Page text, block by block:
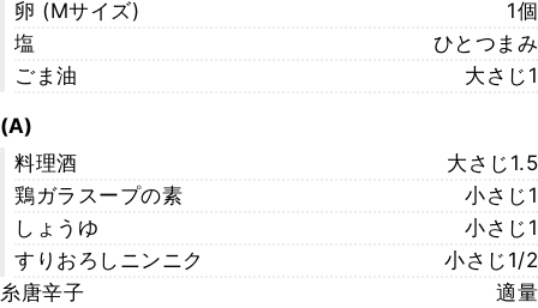
卵 (Mサイズ)
1個
塩
ひとつまみ
ごま油
大さじ1
(A)
料理酒
大さじ1.5
鶏ガラスープの素
小さじ1
しょうゆ
小さじ1
すりおろしニンニク
小さじ1/2
糸唐辛子
適量